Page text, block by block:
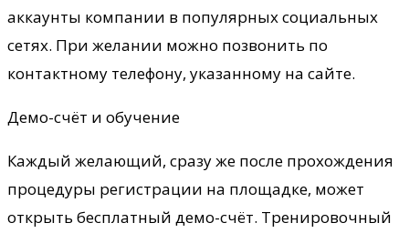
аккаунты компании в популярных социальных
сетях. При желании можно позвонить по
контактному телефону, указанному на сайте.
Демо-счёт и обучение
Каждый желающий, сразу же после прохождения
процедуры регистрации на площадке, может
открыть бесплатный демо-счёт. Тренировочный